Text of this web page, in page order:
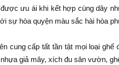
ưu ái khi kết hợp cùng dây
sự hòa quyện màu sắc hài hòa
cung cấp tất tần tật mọi loại
giả mây, xích đu sân vườn,